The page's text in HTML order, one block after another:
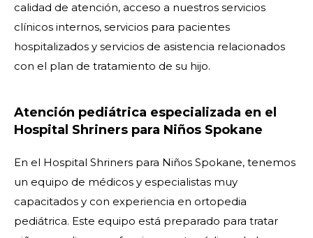
calidad de atención, acceso a nuestros servicios
clínicos internos, servicios para pacientes
hospitalizados y servicios de asistencia relacionados
con el plan de tratamiento de su hijo.
Atención pediátrica especializada en el
Hospital Shriners para Niños Spokane
En el Hospital Shriners para Niños Spokane, tenemos
un equipo de médicos y especialistas muy
capacitados y con experiencia en ortopedia
pediátrica. Este equipo está preparado para tratar